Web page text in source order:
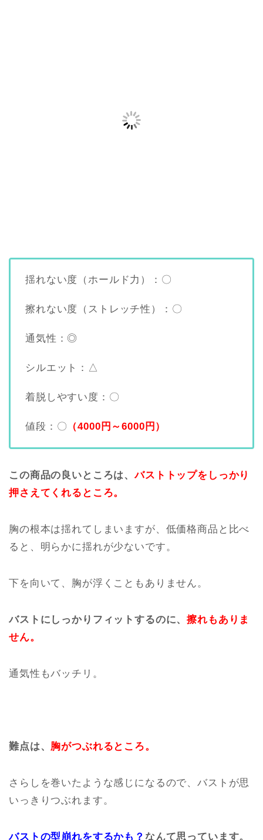
揺れない度（ホールド力）：〇
擦れない度（ストレッチ性）：〇
通気性：◎
シルエット：△
着脱しやすい度：〇
値段：〇 （4000円～6000円）
この商品の良いところは、バストトップをしっかり
押さえてくれるところ。
胸の根本は揺れてしまいますが、低価格商品と比べ
ると、明らかに揺れが少ないです。
下を向いて、胸が浮くこともありません。
バストにしっかりフィットするのに、擦れもありま
せん。
通気性もバッチリ。
難点は、 胸がつぶれるところ。
さらしを巻いたような感じになるので、バストが思
いっきりつぶれます。
バストの型崩れをするかも？ なんて思っています。